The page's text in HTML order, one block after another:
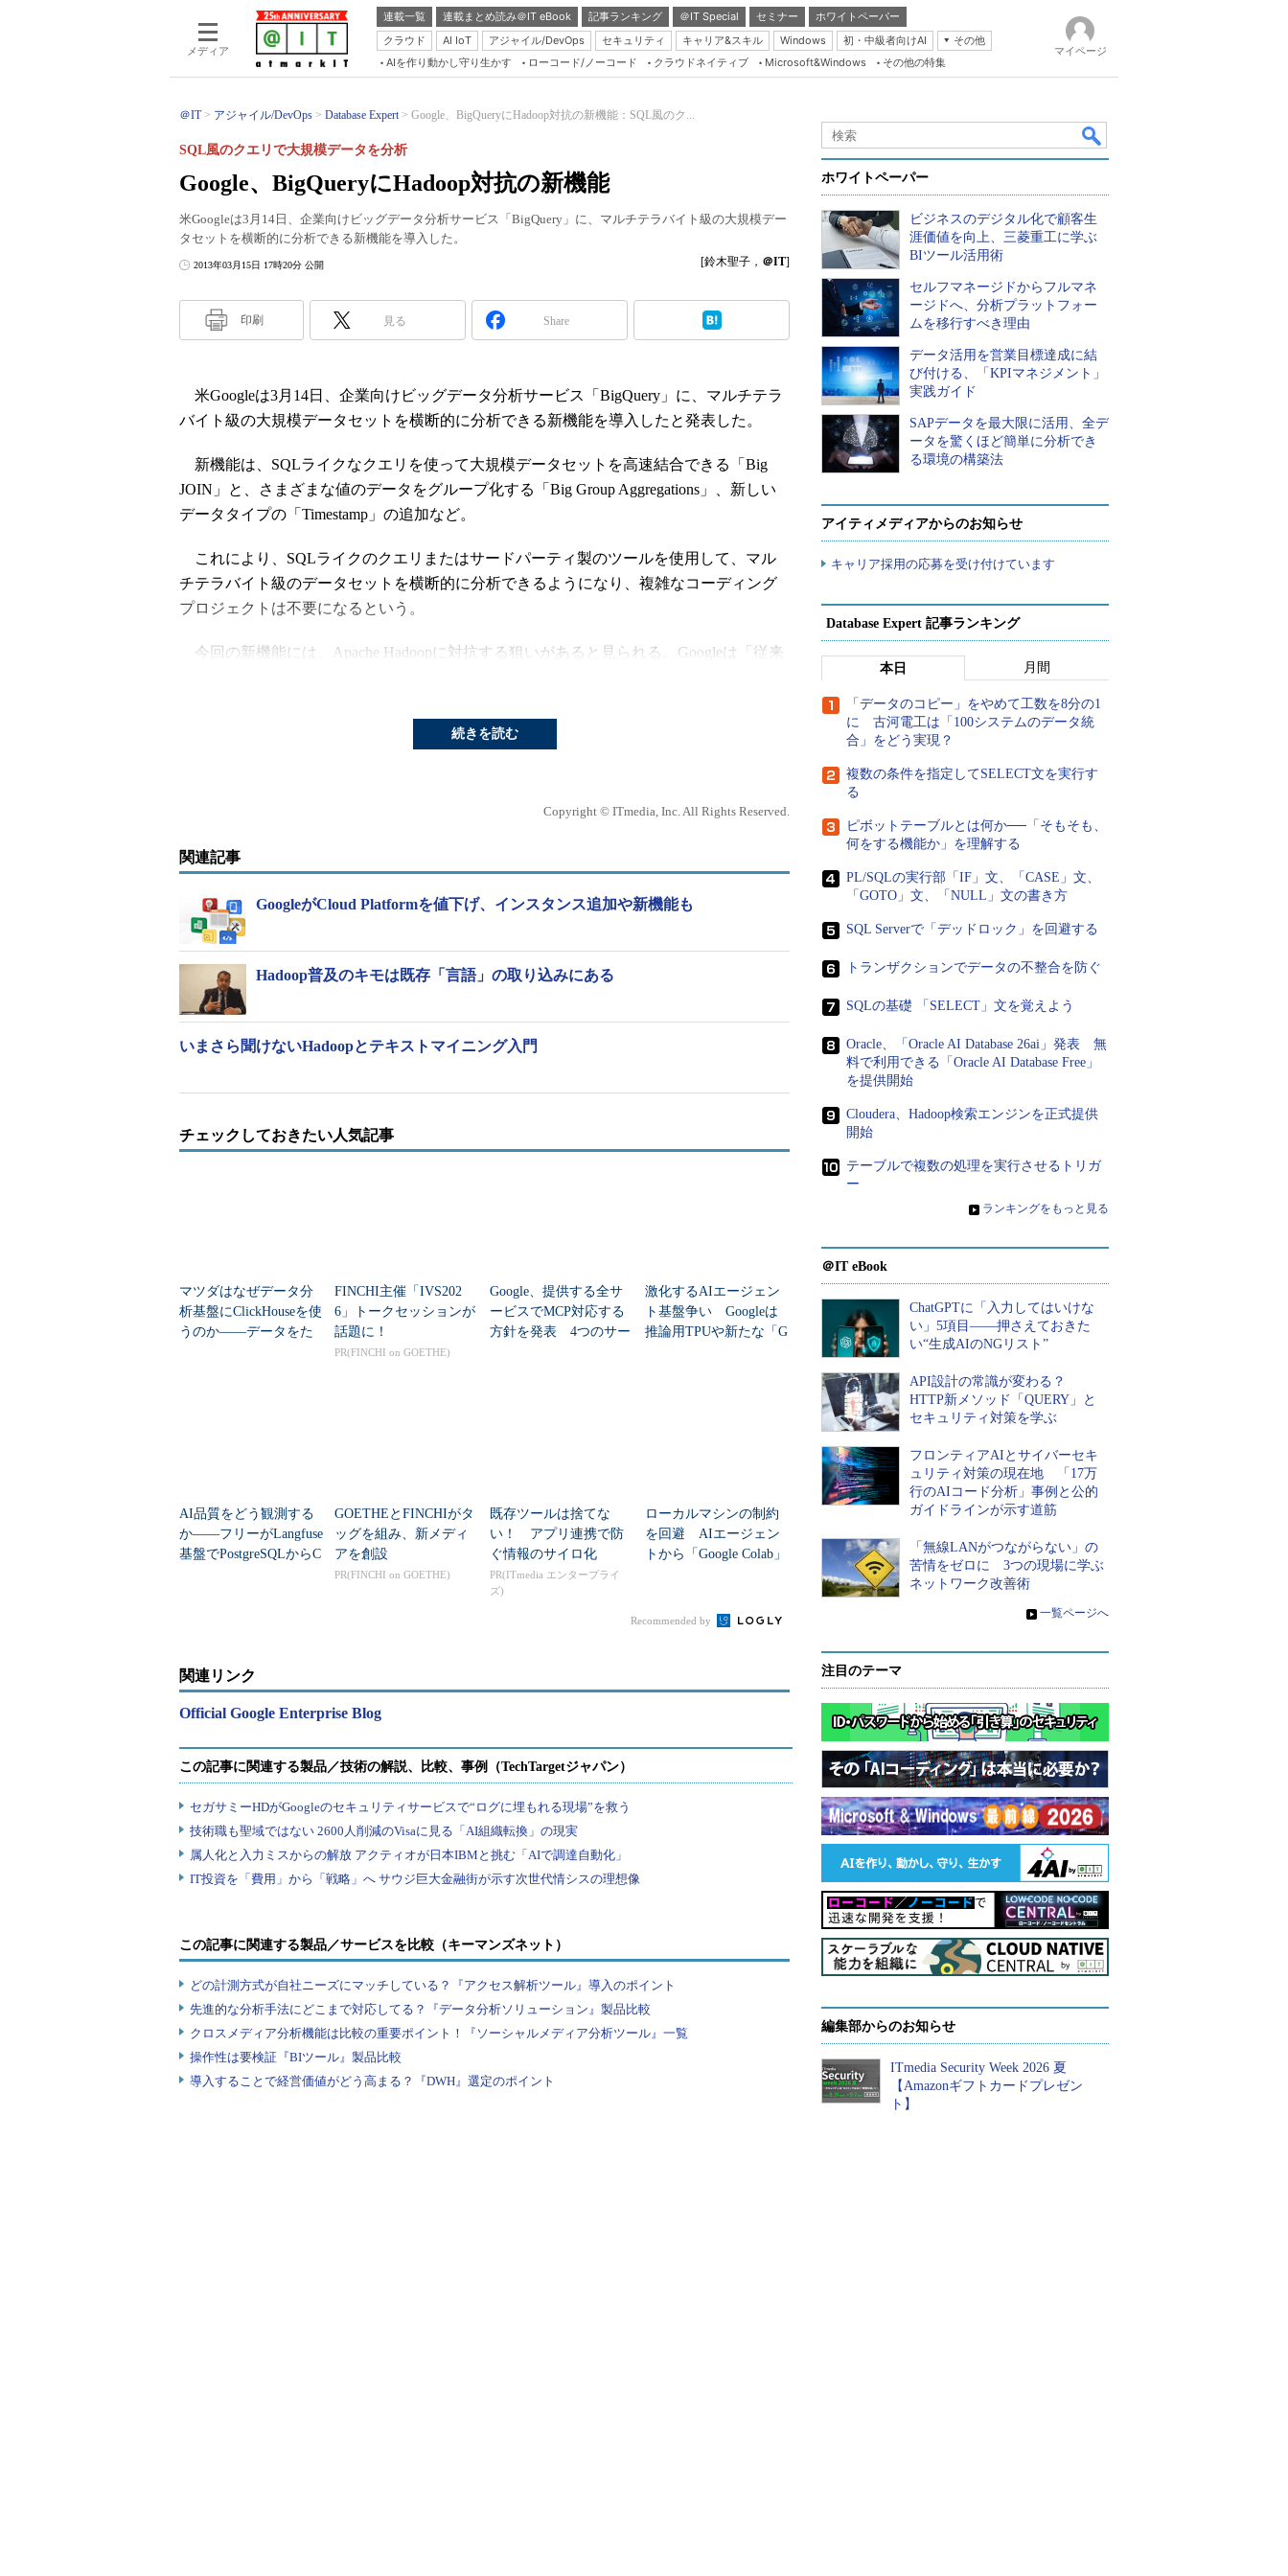
メディア
連載一覧 連載まとめ読み＠IT eBook 記事ランキング ＠IT Special セミナー
ホワイトペーパー
クラウド
AI IoT アジャイル/DevOps セキュリティ キャリア&スキル Windows 初・中級者向けAI
その他
Server & Storage
Database Expert
Linux ＆ OSS
Master of IP Network
Security & Trust
AIを作り動かし守り生かす ローコード/ノーコード クラウドネイティブ Microsoft&Windows その他の特集
マイページ
＠IT アジャイル/DevOps Database Expert Google、BigQueryにHadoop対抗の新機能：SQL風のク...
Google、BigQueryにHadoop対抗の新機能
SQL風のクエリで大規模データを分析
米Googleは3月14日、企業向けビッグデータ分析サービス「BigQuery」に、マルチテラバイト級の大規模デー
タセットを横断的に分析できる新機能を導入した。
2013年03月15日 17時20分 公開 [鈴木聖子， ＠IT]
印刷 見る Share
米Googleは3月14日、企業向けビッグデータ分析サービス「BigQuery」に、マルチテラ
バイト級の大規模データセットを横断的に分析できる新機能を導入したと発表した。
新機能は、SQLライクなクエリを使って大規模データセットを高速結合できる「Big
JOIN」と、さまざまな値のデータをグループ化する「Big Group Aggregations」、新しい
データタイプの「Timestamp」の追加など。
これにより、SQLライクのクエリまたはサードパーティ製のツールを使用して、マル
チテラバイト級のデータセットを横断的に分析できるようになり、複雑なコーディング
プロジェクトは不要になるという。
今回の新機能には、Apache Hadoopに対抗する狙いがあると見られる。Googleは「従来
かしBigQueryの新機能によってこの速度が大幅に向上し、手間は大幅に少なくなった」
JOINを利用して2Tバイトのアプリ利用データと10Gバイトの設定データを60秒で結合
し、Big Group Aggregationsによってこの情報を顧客別に分類。Tableauクライアントを使
って情報をビジュアル化し、予想外のトレンドを見極めているという。
BigQueryの料金に変更はなく、従来通りデータ処理量に応じて課金される。
続きを読む
Copyright © ITmedia, Inc. All Rights Reserved.
関連記事
GoogleがCloud Platformを値下げ、インスタンス追加や新機能も
Hadoop普及のキモは既存「言語」の取り込みにある
いまさら聞けないHadoopとテキストマイニング入門
チェックしておきたい人気記事
マツダはなぜデータ分
析基盤にClickHouseを使
うのか――データをた
FINCHI主催「IVS202
6」トークセッションが
話題に！
PR(FINCHI on GOETHE)
Google、提供する全サ
ービスでMCP対応する
方針を発表 4つのサー
激化するAIエージェン
ト基盤争い Googleは
推論用TPUや新たな「G
AI品質をどう観測する
か――フリーがLangfuse
基盤でPostgreSQLからC
GOETHEとFINCHIがタ
ッグを組み、新メディ
アを創設
PR(FINCHI on GOETHE)
既存ツールは捨てな
い！ アプリ連携で防
ぐ情報のサイロ化
PR(ITmedia エンタープライ
ズ)
ローカルマシンの制約
を回避 AIエージェン
トから「Google Colab」
Recommended by
関連リンク
Official Google Enterprise Blog
この記事に関連する製品／サービスを比較（キーマンズネット）
どの計測方式が自社ニーズにマッチしている？『アクセス解析ツール』導入のポイント
先進的な分析手法にどこまで対応してる？『データ分析ソリューション』製品比較
クロスメディア分析機能は比較の重要ポイント！『ソーシャルメディア分析ツール』一覧
操作性は要検証『BIツール』製品比較
導入することで経営価値がどう高まる？『DWH』選定のポイント
ホワイトペーパー
ビジネスのデジタル化で顧客生
涯価値を向上、三菱重工に学ぶ
BIツール活用術
セルフマネージドからフルマネ
ージドへ、分析プラットフォー
ムを移行すべき理由
データ活用を営業目標達成に結
び付ける、「KPIマネジメント」
実践ガイド
SAPデータを最大限に活用、全デ
ータを驚くほど簡単に分析でき
る環境の構築法
アイティメディアからのお知らせ
キャリア採用の応募を受け付けています
Database Expert 記事ランキング
本日 月間
「データのコピー」をやめて工数を8分の1
に 古河電工は「100システムのデータ統
合」をどう実現？
複数の条件を指定してSELECT文を実行す
る
ピボットテーブルとは何か──「そもそも、
何をする機能か」を理解する
PL/SQLの実行部「IF」文、「CASE」文、
「GOTO」文、「NULL」文の書き方
SQL Serverで「デッドロック」を回避する
トランザクションでデータの不整合を防ぐ
SQLの基礎 「SELECT」文を覚えよう
Oracle、「Oracle AI Database 26ai」発表 無
料で利用できる「Oracle AI Database Free」
を提供開始
Cloudera、Hadoop検索エンジンを正式提供
開始
テーブルで複数の処理を実行させるトリガ
ー
» ランキングをもっと見る
＠IT eBook
ChatGPTに「入力してはいけな
い」5項目――押さえておきた
い“生成AIのNGリスト”
API設計の常識が変わる？
HTTP新メソッド「QUERY」と
セキュリティ対策を学ぶ
フロンティアAIとサイバーセキ
ュリティ対策の現在地 「17万
行のAIコード分析」事例と公的
ガイドラインが示す道筋
「無線LANがつながらない」の
苦情をゼロに 3つの現場に学ぶ
ネットワーク改善術
» 一覧ページへ
注目のテーマ
編集部からのお知らせ
ITmedia Security Week 2026 夏
【Amazonギフトカードプレゼン
ト】